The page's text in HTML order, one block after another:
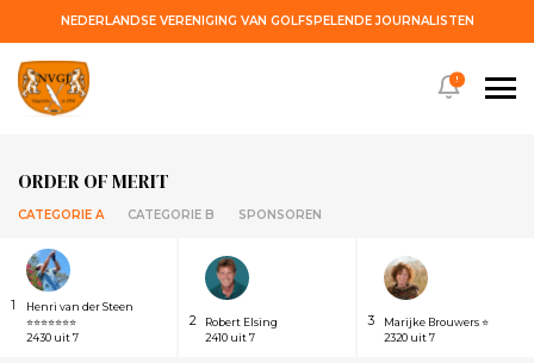
NEDERLANDSE VERENIGING VAN GOLFSPELENDE JOURNALISTEN
ORDER OF MERIT
CATEGORIE A CATEGORIE B SPONSOREN
1
Henri van der Steen
⭐⭐⭐⭐⭐⭐⭐
2430 uit 7
2
Robert Elsing
2410 uit 7
3
Marijke Brouwers ⭐
2320 uit 7
!